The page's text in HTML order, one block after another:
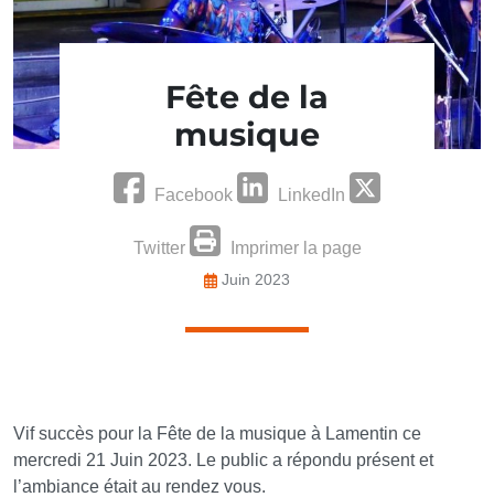
Fête de la
musique
Facebook LinkedIn
Twitter Imprimer la page
Juin 2023
Vif succès pour la Fête de la musique à Lamentin ce
mercredi 21 Juin 2023. Le public a répondu présent et
l’ambiance était au rendez vous.